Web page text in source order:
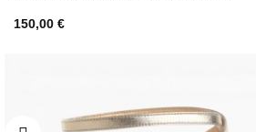
150,00 €